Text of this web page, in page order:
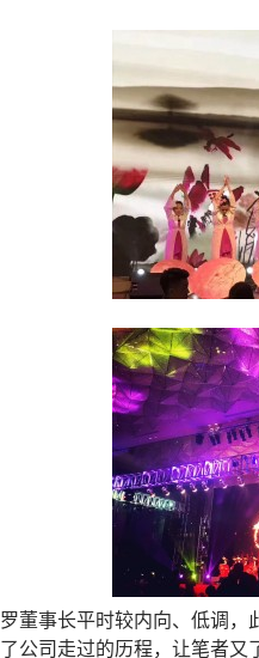
罗董事长平时较内向、低调，
了公司走过的历程，让笔者又